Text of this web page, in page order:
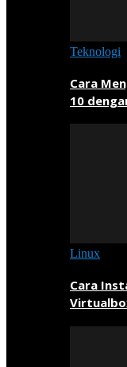
Teknologi
Cara
10
Linux
Cara